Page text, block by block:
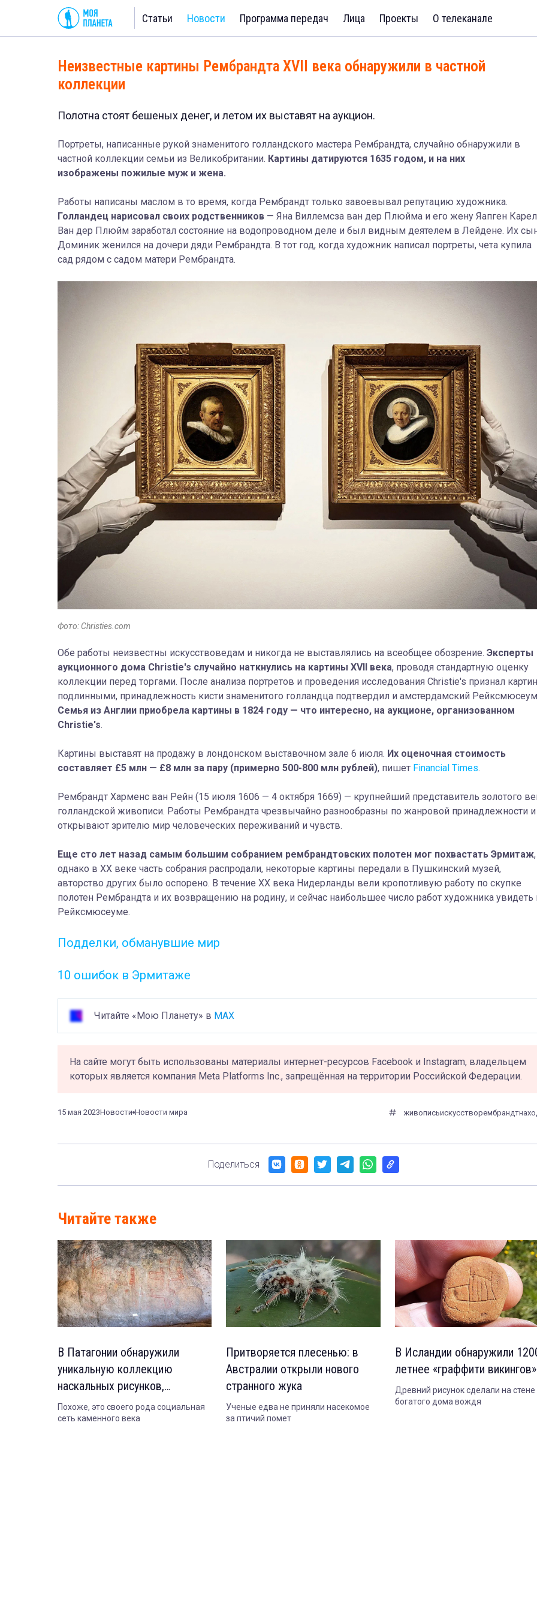
Статьи Новости Программа передач Лица Проекты О телеканале
Неизвестные картины Рембрандта XVII века обнаружили в частной
коллекции
Полотна стоят бешеных денег, и летом их выставят на аукцион.
Портреты, написанные рукой знаменитого голландского мастера Рембрандта, случайно обнаружили в
частной коллекции семьи из Великобритании. Картины датируются 1635 годом, и на них
изображены пожилые муж и жена.
Работы написаны маслом в то время, когда Рембрандт только завоевывал репутацию художника.
Голландец нарисовал своих родственников — Яна Виллемсза ван дер Плюйма и его жену Яапген
Ван дер Плюйм заработал состояние на водопроводном деле и был видным деятелем в Лейдене. Их
Доминик женился на дочери дяди Рембрандта. В тот год, когда художник написал портреты, чета купила
сад рядом с садом матери Рембрандта.
Фото: Christies.com
Обе работы неизвестны искусствоведам и никогда не выставлялись на всеобщее обозрение. Эксперты
аукционного дома Christie's случайно наткнулись на картины XVII века, проводя стандартную оценку
коллекции перед торгами. После анализа портретов и проведения исследования Christie's признал
подлинными, принадлежность кисти знаменитого голландца подтвердил и амстердамский
Семья из Англии приобрела картины в 1824 году — что интересно, на аукционе, организованном
Christie's.
Картины выставят на продажу в лондонском выставочном зале 6 июля. Их оценочная стоимость
составляет £5 млн — £8 млн за пару (примерно 500-800 млн рублей), пишет Financial Times.
Рембрандт Харменс ван Рейн (15 июля 1606 — 4 октября 1669) — крупнейший представитель золотого
голландской живописи. Работы Рембрандта чрезвычайно разнообразны по жанровой принадлежности и
открывают зрителю мир человеческих переживаний и чувств.
Еще сто лет назад самым большим собранием рембрандтовских полотен мог похвастать Эрмитаж,
однако в XX веке часть собрания распродали, некоторые картины передали в Пушкинский музей,
авторство других было оспорено. В течение XX века Нидерланды вели кропотливую работу по скупке
полотен Рембрандта и их возвращению на родину, и сейчас наибольшее число работ художника увидеть
Рейксмюсеуме.
Подделки, обманувшие мир
10 ошибок в Эрмитаже
Читайте «Мою Планету» в MAX
На сайте могут быть использованы материалы интернет-ресурсов Facebook и Instagram, владельцем
которых является компания Meta Platforms Inc., запрещённая на территории Российской Федерации.
15 мая 2023Новости Новости мира живописьискусстворембрандт
Поделиться
Читайте также
В Патагонии обнаружили
уникальную коллекцию
наскальных рисунков,
созданных 100 поколениями
Похоже, это своего рода социальная
сеть каменного века
Притворяется плесенью: в
Австралии открыли нового
странного жука
Ученые едва не приняли насекомое
за птичий помет
В Исландии обнаружили
летнее «граффити викингов»
Древний рисунок сделали на стене
богатого дома вождя